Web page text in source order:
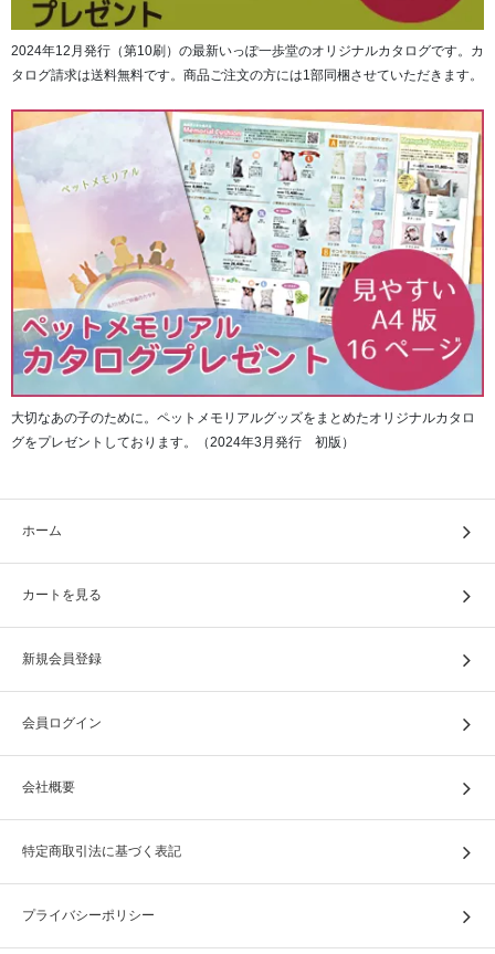
2024年12月発行（第10刷）の最新いっぽ一歩堂のオリジナルカタログです。カ
タログ請求は送料無料です。商品ご注文の方には1部同梱させていただきます。
大切なあの子のために。ペットメモリアルグッズをまとめたオリジナルカタロ
グをプレゼントしております。（2024年3月発行 初版）
ホーム
カートを見る
新規会員登録
会員ログイン
会社概要
特定商取引法に基づく表記
プライバシーポリシー